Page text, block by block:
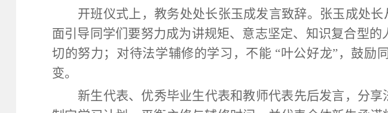
开班仪式上，教务处处长张玉成发言致辞。张玉成处
面引导同学们要努力成为讲规矩、意志坚定、知识复合型
切的努力；对待法学辅修的学习，不能 “叶公好龙”，鼓
变。
新生代表、优秀毕业生代表和教师代表先后发言，分